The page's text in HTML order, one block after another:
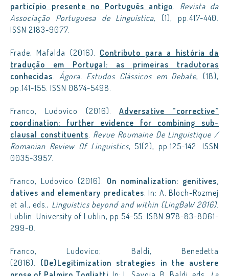
particípio presente no Português antigo. Revista da
Associação Portuguesa de Linguística, (1), pp.417-440.
ISSN 2183-9077.
Frade, Mafalda (2016). Contributo para a história da
tradução em Portugal: as primeiras tradutoras
conhecidas. Ágora. Estudos Clássicos em Debate, (18),
pp.141-155. ISSN 0874-5498.
Franco, Ludovico (2016).Adversative “corrective”
coordination: further evidence for combining sub-
clausal constituents. Revue Roumaine De Linguistique /
Romanian Review Of Linguistics, 51(2), pp.125-142. ISSN
0035-3957.
Franco, Ludovico (2016). On nominalization: genitives,
datives and elementary predicates. In: A. Bloch-Rozmej
et al., eds., Linguistics beyond and within (LingBaW 2016).
Lublin: University of Lublin, pp.54-55. ISBN 978-83-8061-
299-0.
Franco, Ludovico; Baldi, Benedetta
(2016). (De)Legitimization strategies in the austere